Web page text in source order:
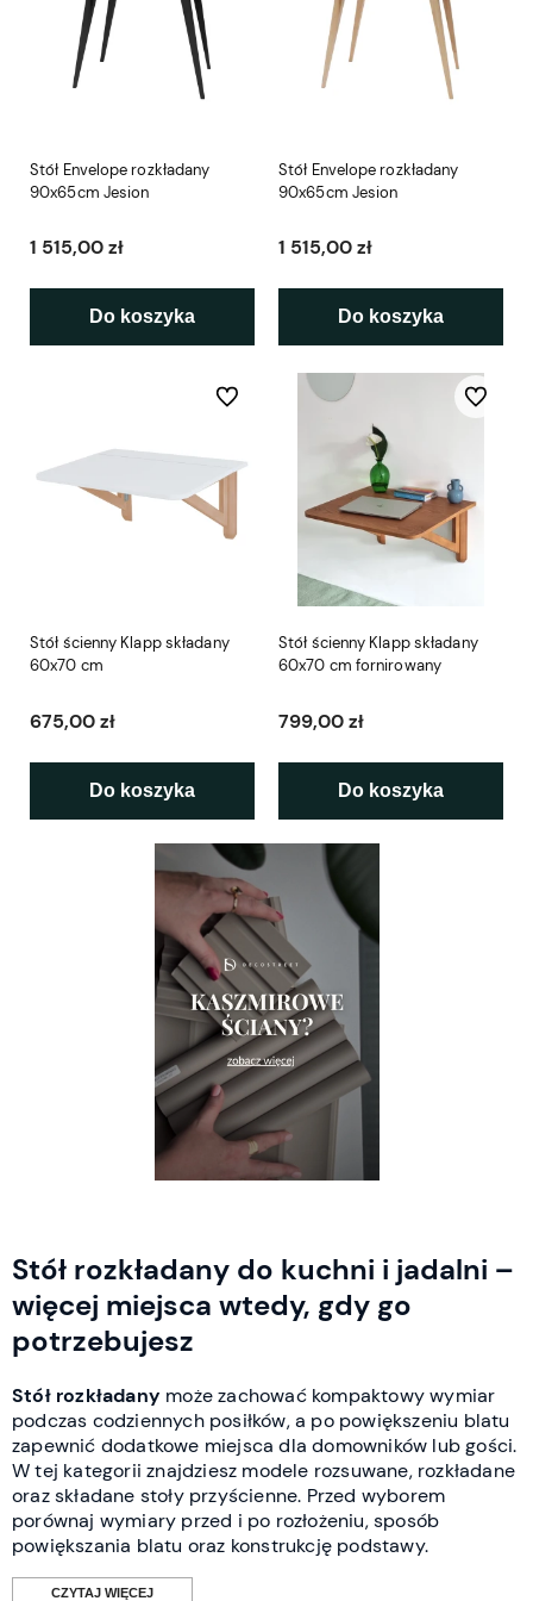
Stół Envelope rozkładany
90x65cm Jesion
1 515,00 zł
Do koszyka
Stół Envelope rozkładany
90x65cm Jesion
1 515,00 zł
Do koszyka
Stół ścienny Klapp składany
60x70 cm
675,00 zł
Do koszyka
Do ulubionych
Stół ścienny Klapp składany
60x70 cm fornirowany
799,00 zł
Do koszyka
Do
Stół rozkładany do kuchni i jadalni –
więcej miejsca wtedy, gdy go
potrzebujesz
Stół rozkładany może zachować kompaktowy wymiar
podczas codziennych posiłków, a po powiększeniu blatu
zapewnić dodatkowe miejsca dla domowników lub gości.
W tej kategorii znajdziesz modele rozsuwane, rozkładane
oraz składane stoły przyścienne. Przed wyborem
porównaj wymiary przed i po rozłożeniu, sposób
powiększania blatu oraz konstrukcję podstawy.
CZYTAJ WIĘCEJ